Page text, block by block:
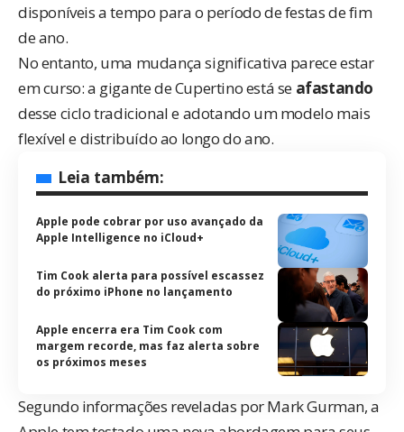
disponíveis a tempo para o período de festas de fim
de ano.
No entanto, uma mudança significativa parece estar
em curso: a gigante de Cupertino está se afastando
desse ciclo tradicional e adotando um modelo mais
flexível e distribuído ao longo do ano.
Leia também:
Apple pode cobrar por uso avançado da
Apple Intelligence no iCloud+
Tim Cook alerta para possível escassez
do próximo iPhone no lançamento
Apple encerra era Tim Cook com
margem recorde, mas faz alerta sobre
os próximos meses
Segundo informações reveladas por Mark Gurman, a